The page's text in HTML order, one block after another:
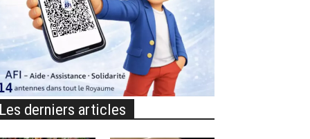
Les derniers articles